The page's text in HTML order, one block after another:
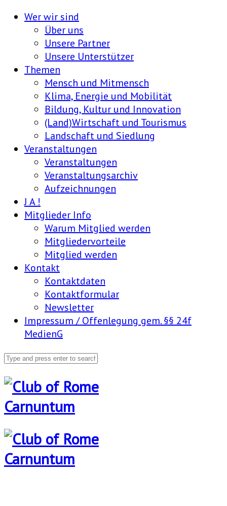
Wer wir sind
Über uns
Unsere Partner
Unsere Unterstützer
Themen
Mensch und Mitmensch
Klima, Energie und Mobilität
Bildung, Kultur und Innovation
(Land)Wirtschaft und Tourismus
Landschaft und Siedlung
Veranstaltungen
Veranstaltungen
Veranstaltungsarchiv
Aufzeichnungen
J A !
Mitglieder Info
Warum Mitglied werden
Mitgliedervorteile
Mitglied werden
Kontakt
Kontaktdaten
Kontaktformular
Newsletter
Impressum / Offenlegung gem. §§ 24f
MedienG